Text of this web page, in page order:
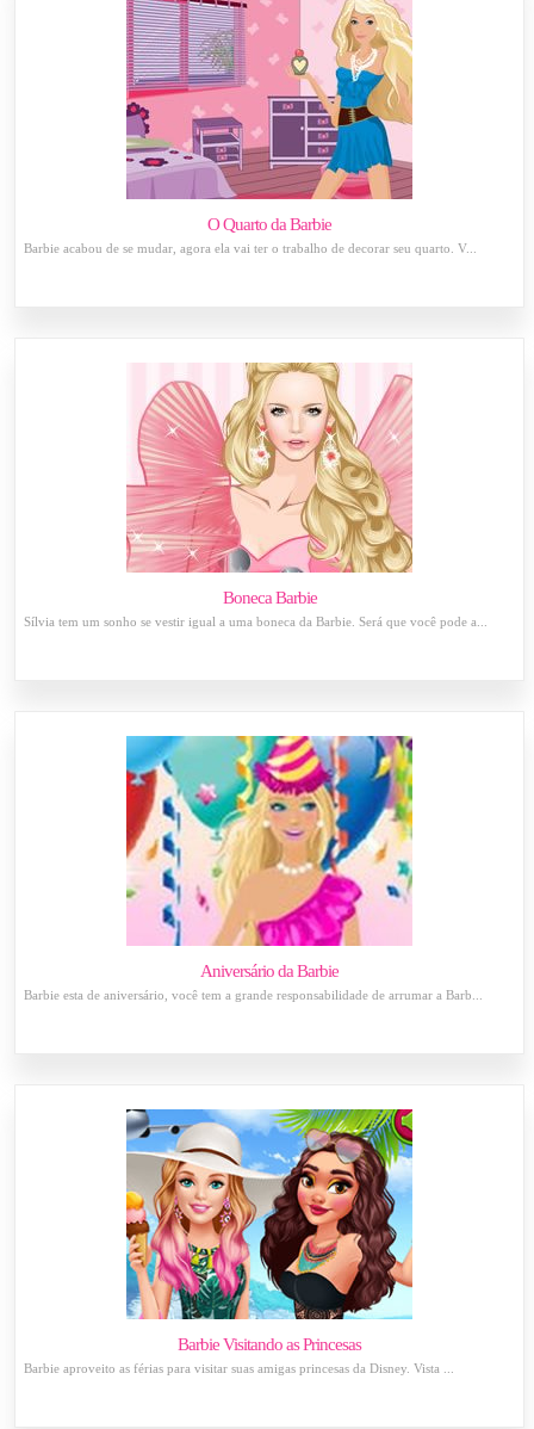
O Quarto da Barbie
Barbie acabou de se mudar, agora ela vai ter o trabalho de decorar seu quarto. V...
Boneca Barbie
Sílvia tem um sonho se vestir igual a uma boneca da Barbie. Será que você pode a...
Aniversário da Barbie
Barbie esta de aniversário, você tem a grande responsabilidade de arrumar a Barb...
Barbie Visitando as Princesas
Barbie aproveito as férias para visitar suas amigas princesas da Disney. Vista ...